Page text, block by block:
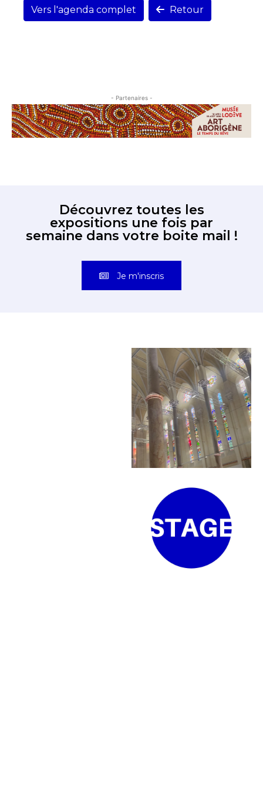
Vers l'agenda complet Retour
- Partenaires -
Découvrez toutes les
expositions une fois par
semaine dans votre boite mail !
Je m'inscris